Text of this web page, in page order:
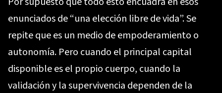
enunciados de “una elección libre de vida”. Se
repite que es un medio de empoderamiento o
autonomía. Pero cuando el principal capital
disponible es el propio cuerpo, cuando la
validación y la supervivencia dependen de la